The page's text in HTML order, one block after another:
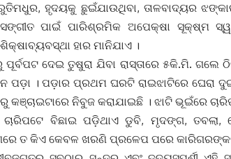
ହୃଦୟକୁ ଛୁଇଁଯାଉଥିବା, ତାଳବାଦ୍ୟର
ପାଇଁ ପାରିଶ୍ରମିକ ଅପେକ୍ଷା ସୂକ୍ଷ୍ମ
ହାର ମାନିଯାଏ ।
ଦେଇ ତୁଷୁରା ଯିବା ରାସ୍ତାରେ ୫କି.ମି.
ପଡ଼ା । ପଡ଼ାର ପ୍ରଥମ ଘରଟି ରାଇଝାଟିରେ ଘେରା
କଞ୍ଚାଇଟାରେ ନିବୁଜ କରାଯାଇଛି । ଝାଟି ଭୂଇଁରେ
ଚାରିପଟେ ବିଛାଇ ପଡ଼ିଥାଏ ଡୁବି, ମୃଦଙ୍ଗ,
ତ କିଏ କେବଳ ଖରଣି ପ୍ରଳେପ ପରେ